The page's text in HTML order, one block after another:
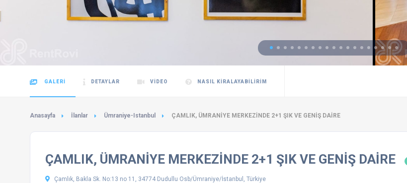
GALERI DETAYLAR VIDEO NASIL KIRALAYABILIRIM
Anasayfa İlanlar Ümraniye-Istanbul ÇAMLIK, ÜMRANİYE MERKEZİNDE 2+1 ŞIK VE GENİŞ DAİRE
ÇAMLIK, ÜMRANİYE MERKEZİNDE 2+1 ŞIK VE GENİŞ DAİRE
Çamlık, Bakla Sk. No:13 no 11, 34774 Dudullu Osb/Ümraniye/İstanbul, Türkiye